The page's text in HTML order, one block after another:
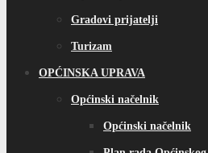
Gradovi prijatelji
Turizam
OPĆINSKA UPRAVA
Općinski načelnik
Općinski načelnik